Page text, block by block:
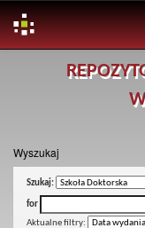
Wyszukaj
Szukaj:
for
Aktualne filtry: